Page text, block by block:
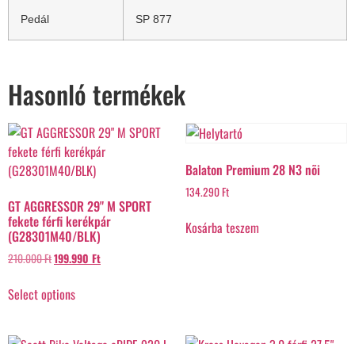
Pedál SP 877
Hasonló termékek
GT AGGRESSOR 29" M SPORT
fekete férfi kerékpár
(G28301M40/BLK)
210.000Ft199.990 Ft
Select options
Balaton Premium 28 N3 nõi
134.290Ft
Kosárba teszem